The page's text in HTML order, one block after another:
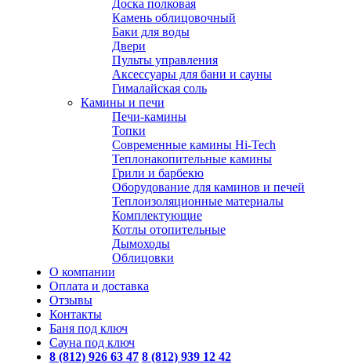
Доска полковая
Камень облицовочный
Баки для воды
Двери
Пульты управления
Аксессуары для бани и сауны
Гималайская соль
Камины и печи
Печи-камины
Топки
Современные камины Hi-Tech
Теплонакопительные камины
Грили и барбекю
Оборудование для каминов и печей
Теплоизоляционные материалы
Комплектующие
Котлы отопительные
Дымоходы
Облицовки
О компании
Оплата и доставка
Отзывы
Контакты
Баня под ключ
Сауна под ключ
8 (812) 926 63 47 8 (812) 939 12 42